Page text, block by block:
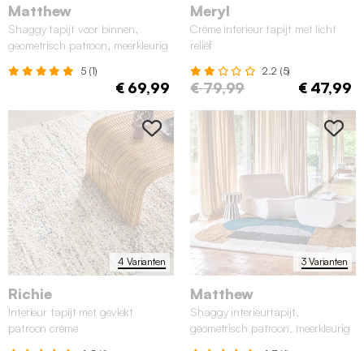
Matthew
Shaggy tapijt voor binnen,
geometrisch patroon, meerkleurig
5 (1)
€ 69,99
Meryl
Crème interieur tapijt met licht
reliëf
2.2 (5)
€ 79,99 € 47,99
4 Varianten
Richie
Interieur tapijt met gevlekt
patroon crème
3 Varianten
Matthew
Shaggy interieurtapijt,
geometrisch patroon, meerkleurig